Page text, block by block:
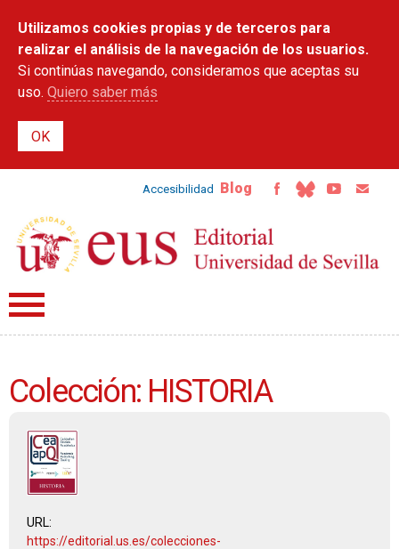
contenido
principal
Utilizamos cookies propias y de terceros para
realizar el análisis de la navegación de los usuarios.
Si continúas navegando, consideramos que aceptas su
uso. Quiero saber más
Accesibilidad Blog
Colección: HISTORIA
URL:
https://editorial.us.es/colecciones-